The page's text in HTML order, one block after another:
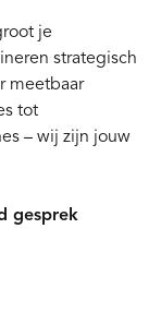
je
strategisch
meetbaar
tot
– wij zijn jouw
gesprek